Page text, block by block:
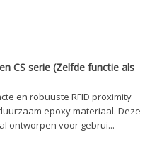
CS serie (Zelfde functie als
en robuuste RFID proximity
epoxy materiaal. Deze
ontworpen voor gebrui...